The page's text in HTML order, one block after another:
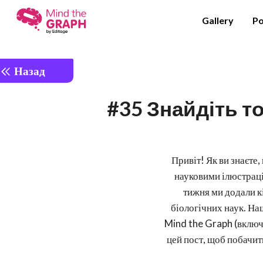
Gallery
Назад
#35 Знайдіть
Привіт! Як ви
науковими
тижня ми додали
біологічних наук.
Mind the Graph
цей пост, щоб